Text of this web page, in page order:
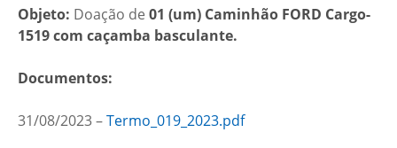
Objeto: Doação de 01 (um) Caminhão FORD Cargo-
1519 com caçamba basculante.
Documentos:
31/08/2023 –Termo_019_2023.pdf